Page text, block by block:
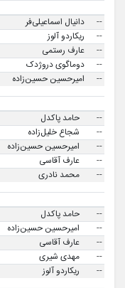
--
دانیال اسماعیلی‌فر
--
ریکاردو آلوز
--
عارف رستمی
--
دوماگوی دروژدک
--
امیرحسین حسین‌زاده
--
حامد پاکدل
--
شجاع خلیل‌زاده
--
امیرحسین حسین‌زاده
--
عارف آقاسی
--
محمد نادری
--
حامد پاکدل
--
امیرحسین حسین‌زاده
--
عارف آقاسی
--
مهدی شیری
--
ریکاردو آلوز